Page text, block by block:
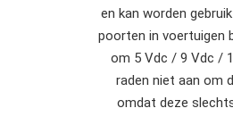
en kan worden
poorten in voertuigen
om 5 Vdc / 9 Vdc /
raden niet aan om
omdat deze